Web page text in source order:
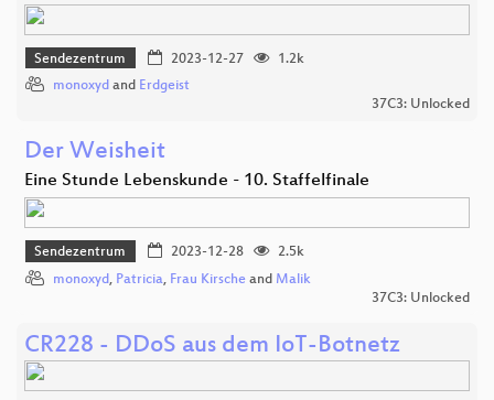
Sendezentrum 2023-12-27
1.2k
monoxyd and Erdgeist
37C3: Unlocked
Der Weisheit
Eine Stunde Lebenskunde - 10. Staffelfinale
Sendezentrum 2023-12-28
2.5k
monoxyd, Patricia, Frau Kirsche and Malik
37C3: Unlocked
CR228 - DDoS aus dem IoT-Botnetz